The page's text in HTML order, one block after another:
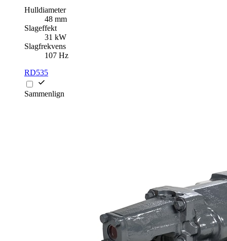
Hulldiameter
48 mm
Slageffekt
31 kW
Slagfrekvens
107 Hz
RD535
Sammenlign